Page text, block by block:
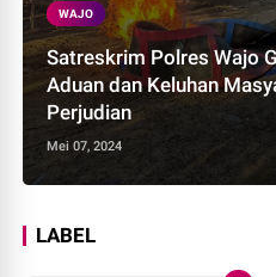
WAJO
Satreskrim Polres Wajo
Aduan dan Keluhan
Perjudian
Mei 07, 2024
LABEL